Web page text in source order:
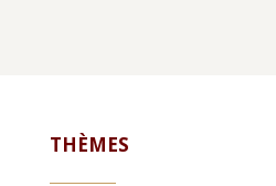
THÈMES